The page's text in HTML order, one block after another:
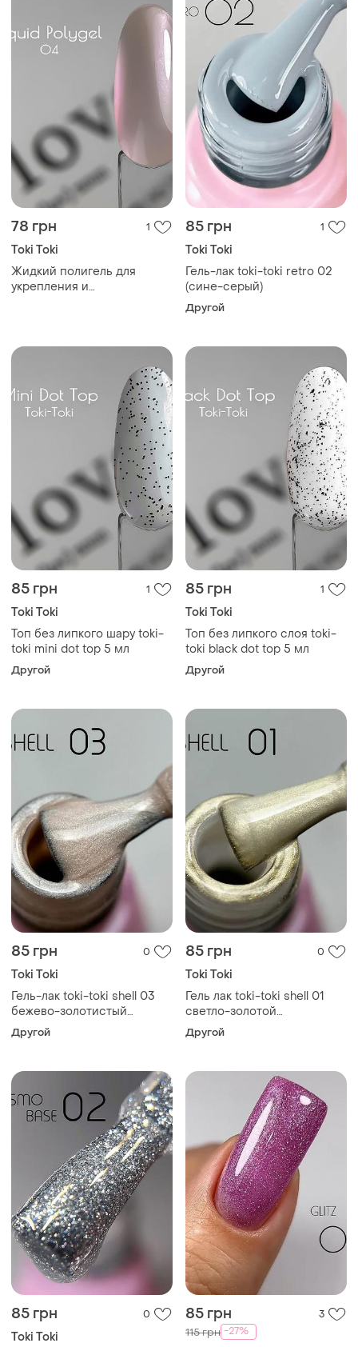
78 грн 1
Toki Toki
Жидкий полигель для
укрепления и
85 грн 1
Toki Toki
Гель-лак toki-toki retro 02
(сине-серый)
Другой
85 грн 1
Toki Toki
Топ без липкого шару toki-
toki mini dot top 5 мл
Другой
85 грн 1
Toki Toki
Топ без липкого слоя toki-
toki black dot top 5 мл
Другой
85 грн 0
Toki Toki
Гель-лак toki-toki shell 03
бежево-золотистый
(жемчужный)
Другой
85 грн 0
Toki Toki
Гель лак toki-toki shell 01
светло-золотой
(жемчужный)
Другой
85 грн 0
Toki Toki
85 грн 3
115 грн -27%